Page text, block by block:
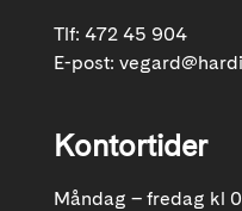
Tlf: 472 45 904
E-post:
Kontortider
Måndag – fredag kl